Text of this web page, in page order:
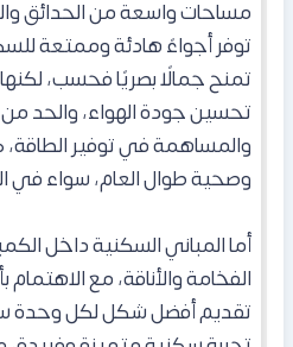
مساحات واسعة من الحدائق
توفر أجواءً هادئة وممتعة
تمنح جمالًا بصريًا فحسب،
تحسين جودة الهواء، والحد من
والمساهمة في توفير
وصحية طوال العام، سواء في
أما المباني السكنية داخل
الفخامة والأناقة، مع
تقديم أفضل شكل لكل وحدة